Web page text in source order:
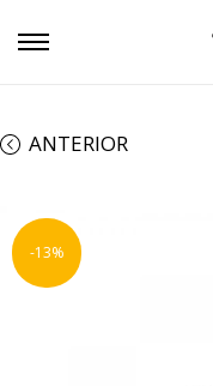
ANTERIOR
-13%